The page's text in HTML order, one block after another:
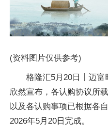
(资料图片仅供参考)
格隆汇5月20日丨迈
欣然宣布，各认购协议所
以及各认购事项已根据各
2026年5月20日完成。